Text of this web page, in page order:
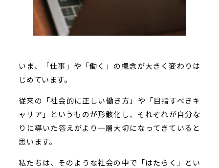
いま、「仕事」や「働く」の概念が大きく変わりは
じめています。
従来の「社会的に正しい働き方」や「目指すべきキ
ャリア」というものが形骸化し、それぞれが自分な
りに導いた答えがより一層大切になってきていると
思います。
私たちは、そのような社会の中で「はたらく」とい